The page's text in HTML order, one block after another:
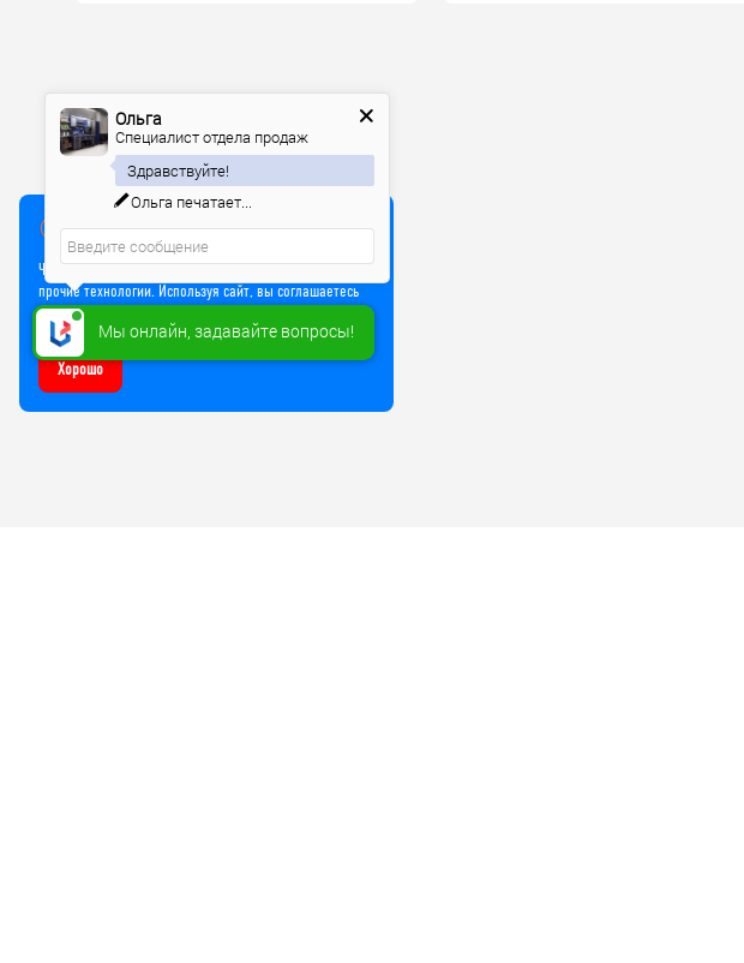
Мы используем куки
Чтобы улучшить работу сайта, мы используем Cookie и
прочие технологии. Используя сайт, вы соглашаетесь
на обработку файлов Cookie
Хорошо
Мы онлайн, задавайте вопросы!
Ольга
Специалист отдела продаж
Здравствуйте!
Ольга печатает...